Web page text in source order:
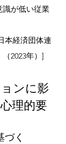
が低い従業
本経済団体連
2023年）]
ンに影
理的要
く